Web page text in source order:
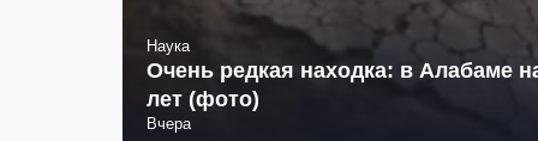
Наука
Очень редкая находка: в Алабаме
лет (фото)
Вчера